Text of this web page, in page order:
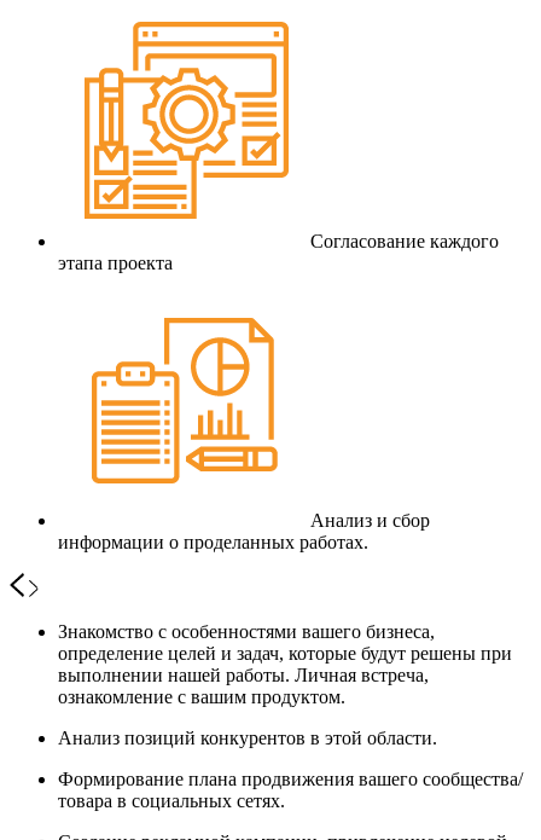
Согласование каждого
этапа проекта
Анализ и сбор
информации о проделанных работах.
Знакомство с особенностями вашего бизнеса,
определение целей и задач, которые будут решены при
выполнении нашей работы. Личная встреча,
ознакомление с вашим продуктом.
Анализ позиций конкурентов в этой области.
Формирование плана продвижения вашего сообщества/
товара в социальных сетях.